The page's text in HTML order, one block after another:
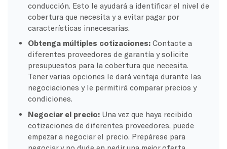
conducción. Esto le ayudará a identificar el nivel de
cobertura que necesita y a evitar pagar por
características innecesarias.
Obtenga múltiples cotizaciones: Contacte a
diferentes proveedores de garantía y solicite
presupuestos para la cobertura que necesita.
Tener varias opciones le dará ventaja durante las
negociaciones y le permitirá comparar precios y
condiciones.
Negociar el precio: Una vez que haya recibido
cotizaciones de diferentes proveedores, puede
empezar a negociar el precio. Prepárese para